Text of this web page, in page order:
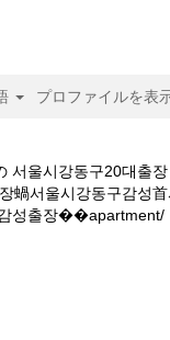
プロファイルを表
서울시강동구20대출
蝸서울시강동구감성
성출장��apartment/(